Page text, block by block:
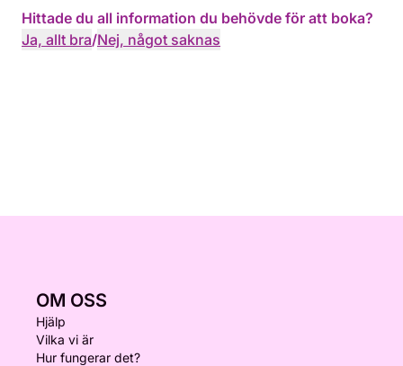
Hittade du all information du behövde för att boka?
Ja, allt bra/Nej, något saknas
OM OSS
Hjälp
Vilka vi är
Hur fungerar det?